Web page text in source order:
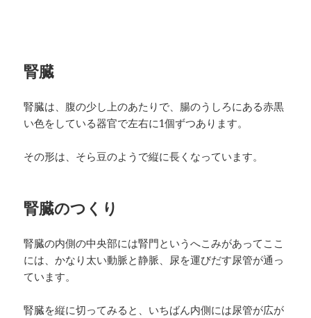
腎臓
腎臓は、腹の少し上のあたりで、腸のうしろにある赤黒
い色をしている器官で左右に1個ずつあります。
その形は、そら豆のようで縦に長くなっています。
腎臓のつくり
腎臓の内側の中央部には腎門というへこみがあってここ
には、かなり太い動脈と静脈、尿を運びだす尿管が通っ
ています。
腎臓を縦に切ってみると、いちばん内側には尿管が広が